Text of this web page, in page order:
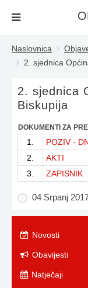
Naslovnica
2. sjednica
2. sjednica
Biskupija
DOKUMENTI ZA
1. POZIV -
2.
AKTI
3.
ZAPISNIK
04 Srpanj
Novosti
Obavijesti
Natječaji